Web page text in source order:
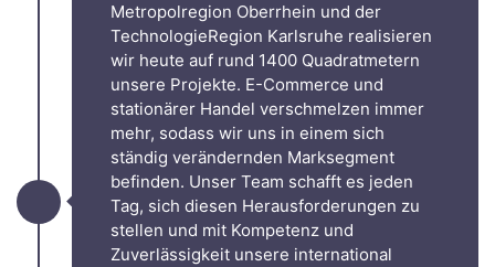
Metropolregion Oberrhein und der
TechnologieRegion Karlsruhe realisieren
wir heute auf rund 1400 Quadratmetern
unsere Projekte. E-Commerce und
stationärer Handel verschmelzen immer
mehr, sodass wir uns in einem sich
ständig verändernden Marksegment
befinden. Unser Team schafft es jeden
Tag, sich diesen Herausforderungen zu
stellen und mit Kompetenz und
Zuverlässigkeit unsere international